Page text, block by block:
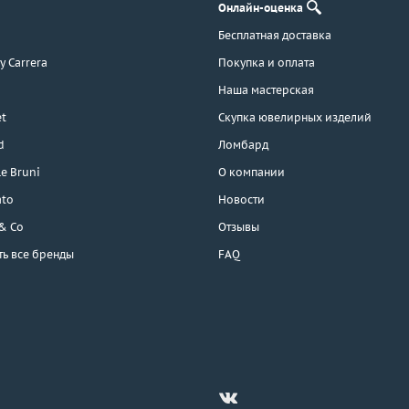
Carrera
Bruni
Co
все бренды
Онлайн-оценка
Бесплатная доставка
Покупка и оплата
Наша мастерская
Скупка ювелирных изделий
Ломбард
О компании
Новости
Отзывы
FAQ